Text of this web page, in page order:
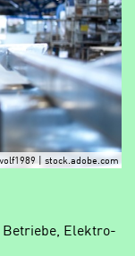
| stock.adobe.com
Elektro-